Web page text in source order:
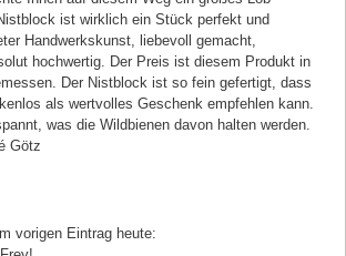
ist wirklich ein Stück perfekt und
Handwerkskunst, liebevoll gemacht,
hochwertig. Der Preis ist diesem Produkt in
Der Nistblock ist so fein gefertigt, dass
als wertvolles Geschenk empfehlen kann.
was die Wildbienen davon halten werden.
Götz
vorigen Eintrag heute: